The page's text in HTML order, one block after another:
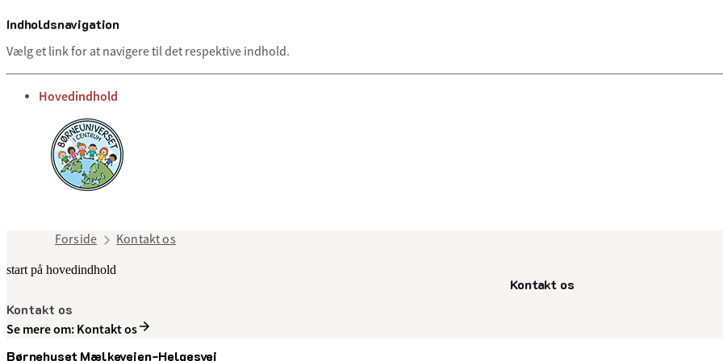
Indholdsnavigation
Vælg et link for at navigere til det respektive indhold.
gå til
Hovedindhold
Forside Kontakt os
start på hovedindhold
Kontakt ossenest opdateret 2. juli 2025
Kontakt os
Se mere om: Kontakt os
Børnehuset Mælkevejen-Helgesvej